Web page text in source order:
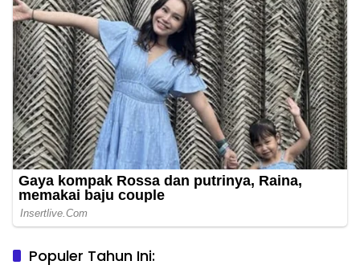
Populer Tahun Ini:
Niat Melerai Cekcok Anak dan Ibu, Ayah Tiri di Daha